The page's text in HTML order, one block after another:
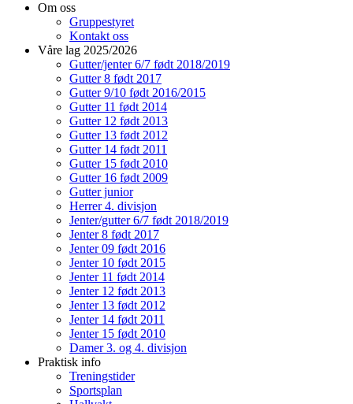
Om oss
Gruppestyret
Kontakt oss
Våre lag 2025/2026
Gutter/jenter 6/7 født 2018/2019
Gutter 8 født 2017
Gutter 9/10 født 2016/2015
Gutter 11 født 2014
Gutter 12 født 2013
Gutter 13 født 2012
Gutter 14 født 2011
Gutter 15 født 2010
Gutter 16 født 2009
Gutter junior
Herrer 4. divisjon
Jenter/gutter 6/7 født 2018/2019
Jenter 8 født 2017
Jenter 09 født 2016
Jenter 10 født 2015
Jenter 11 født 2014
Jenter 12 født 2013
Jenter 13 født 2012
Jenter 14 født 2011
Jenter 15 født 2010
Damer 3. og 4. divisjon
Praktisk info
Treningstider
Sportsplan